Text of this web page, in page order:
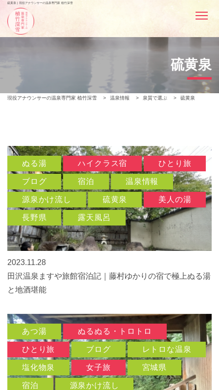
硫黄泉 | 現役アナウンサーの温泉専門家 植竹深雪
硫黄泉
現役アナウンサーの温泉専門家 植竹深雪 > 温泉情報 > 泉質で選ぶ > 硫黄泉
ぬる湯 ハイクラス宿 ひとり旅
ブログ 宿泊 温泉情報
源泉かけ流し 硫黄泉 美人の湯
長野県 露天風呂
2023.11.28
田沢温泉ますや旅館宿泊記｜藤村ゆかりの宿で極上ぬる湯
と地酒堪能
あつ湯 ぬるぬる・トロトロ
ひとり旅 ブログ レトロな温泉
塩化物泉 女子旅 宮城県
宿泊 源泉かけ流し